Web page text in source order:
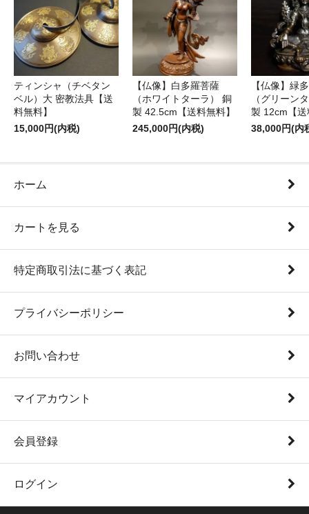
ティンシャ（チベタン
ベル）大 密教法具【送
料無料】
15,000円(内税)
【仏像】白多羅菩薩
（ホワイトターラ） 銅
製 42.5cm【送料無料】
245,000円(内税)
【仏像】緑
（グリーン
製 12cm【
38,000円(内
ホーム
カートを見る
特定商取引法に基づく表記
プライバシーポリシー
お問い合わせ
マイアカウント
会員登録
ログイン